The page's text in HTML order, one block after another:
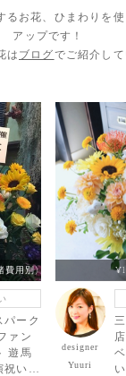
るお花、ひまわりを
アップです！
は ブログでご紹介して
費用別)
パーク
ァン
遊馬
祝いの
designer
Yuuri